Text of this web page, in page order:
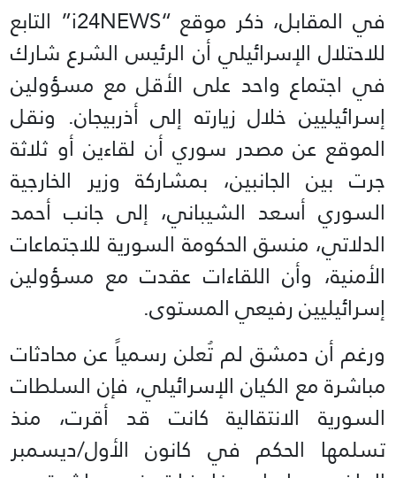
في المقابل، ذكر موقع “i24NEWS” التابع
للاحتلال الإسرائيلي أن الرئيس الشرع شارك
في اجتماع واحد على الأقل مع مسؤولين
إسرائيليين خلال زيارته إلى أذربيجان. ونقل
الموقع عن مصدر سوري أن لقاءين أو ثلاثة
جرت بين الجانبين، بمشاركة وزير الخارجية
السوري أسعد الشيباني، إلى جانب أحمد
الدلاتي، منسق الحكومة السورية للاجتماعات
الأمنية، وأن اللقاءات عقدت مع مسؤولين
إسرائيليين رفيعي المستوى.
ورغم أن دمشق لم تُعلن رسمياً عن محادثات
مباشرة مع الكيان الإسرائيلي، فإن السلطات
السورية الانتقالية كانت قد أقرت، منذ
تسلمها الحكم في كانون الأول/ديسمبر